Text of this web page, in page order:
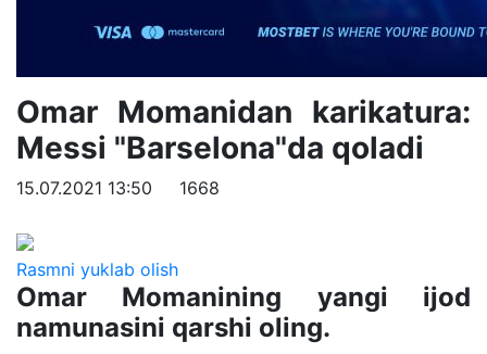
Omar Momanidan karikatura:
Messi "Barselona"da qoladi
15.07.2021 13:50 1668
Rasmni yuklab olish
Omar Momanining yangi ijod
namunasini qarshi oling.